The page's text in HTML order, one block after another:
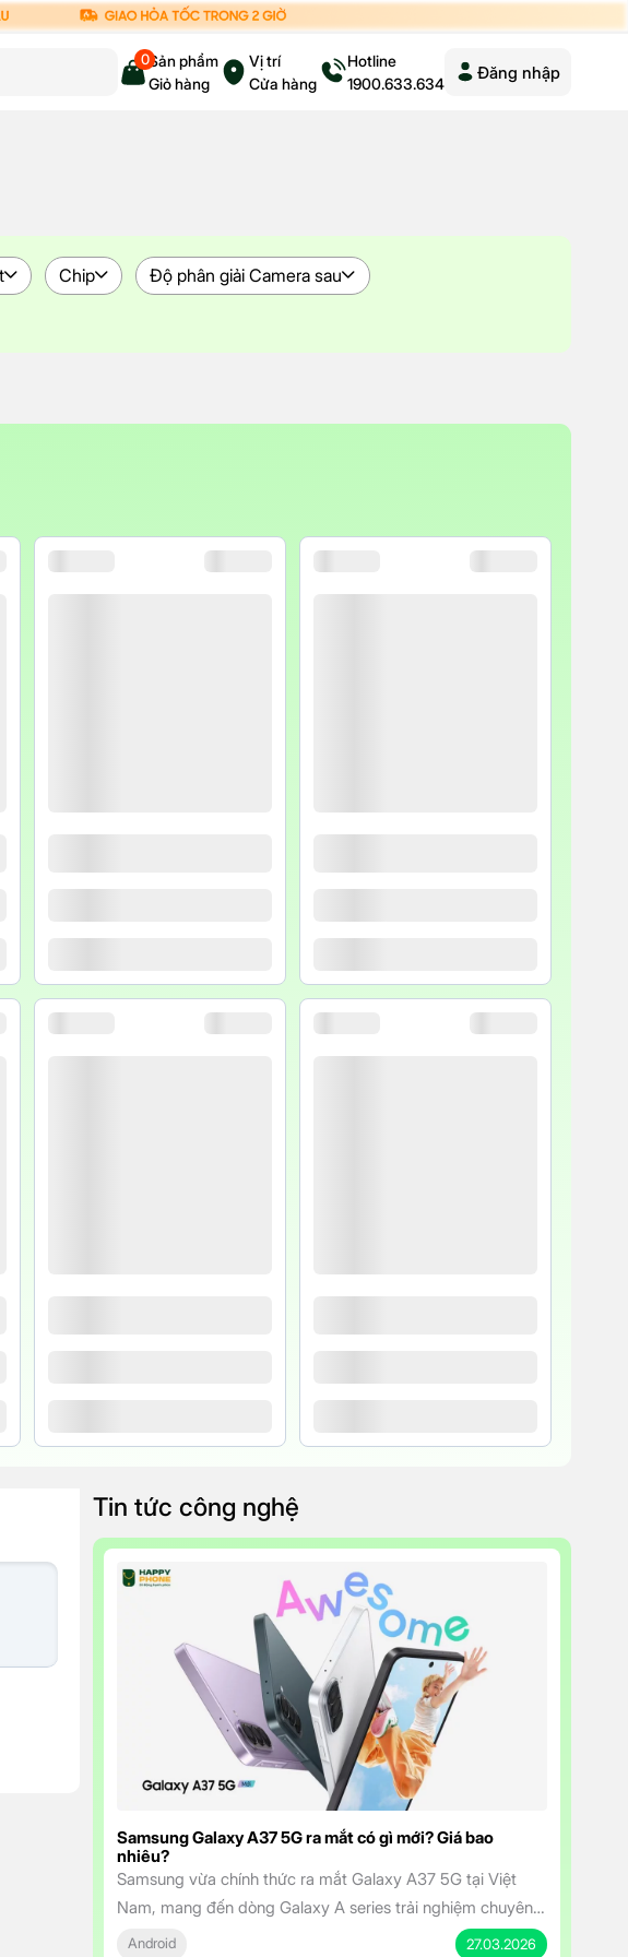
0Sản phẩm
Giỏ hàng
Vị trí
Cửa hàng
Hotline
1900.633.634
Đăng nhập
Chip
Độ phân giải Camera sau
Tin tức công nghệ
Samsung Galaxy A37 5G ra mắt có gì mới? Giá bao
nhiêu?
Samsung vừa chính thức ra mắt Galaxy A37 5G tại Việt
Nam, mang đến dòng Galaxy A series trải nghiệm chuyên
nghiệp hơn với mức giá cực kỳ hấp dẫn. Smartphone tầm
Android 27.03.2026